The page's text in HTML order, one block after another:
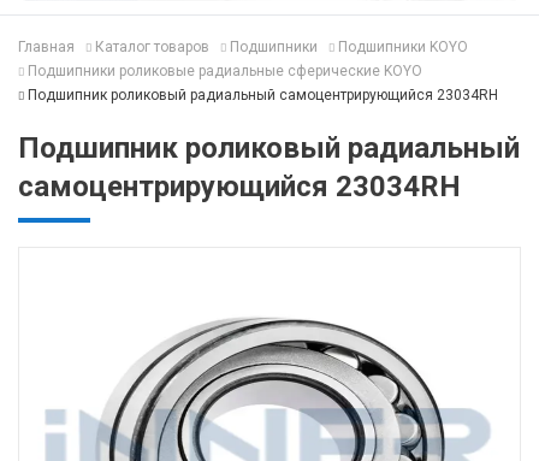
Главная Каталог товаров Подшипники
Подшипники KOYO
Подшипники роликовые радиальные сферические KOYO
Подшипник роликовый радиальный самоцентрирующийся 23034RH
Подшипник роликовый радиальный
самоцентрирующийся 23034RH